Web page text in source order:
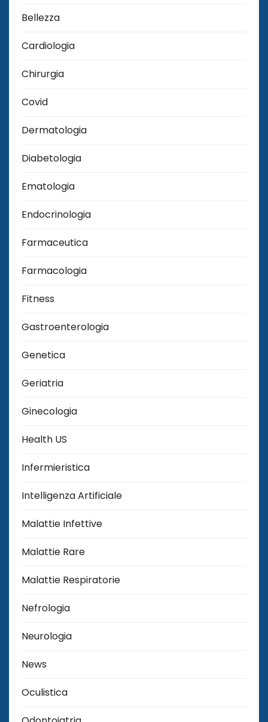
Bellezza
Cardiologia
Chirurgia
Covid
Dermatologia
Diabetologia
Ematologia
Endocrinologia
Farmaceutica
Farmacologia
Fitness
Gastroenterologia
Genetica
Geriatria
Ginecologia
Health US
Infermieristica
Intelligenza Artificiale
Malattie Infettive
Malattie Rare
Malattie Respiratorie
Nefrologia
Neurologia
News
Oculistica